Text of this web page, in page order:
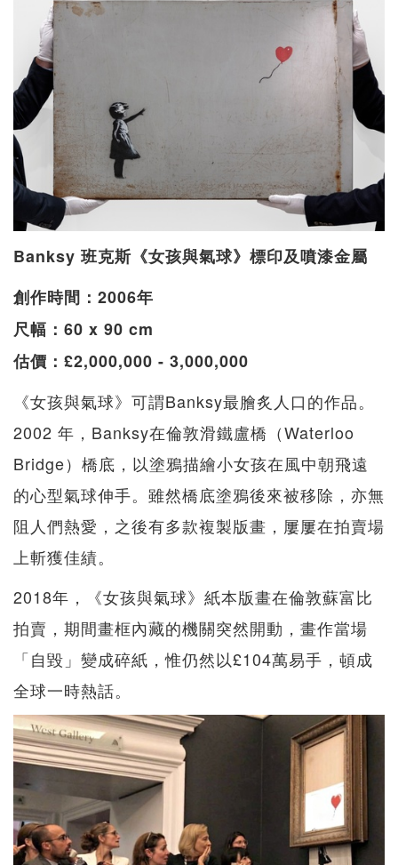
Banksy 班克斯《女孩與氣球》標印及噴漆金屬
創作時間：2006年
尺幅：60 x 90 cm
估價：£2,000,000 - 3,000,000
《女孩與氣球》可謂Banksy最膾炙人口的作品。
2002 年，Banksy在倫敦滑鐵盧橋（Waterloo
Bridge）橋底，以塗鴉描繪小女孩在風中朝飛遠
的心型氣球伸手。雖然橋底塗鴉後來被移除，亦無
阻人們熱愛，之後有多款複製版畫，屢屢在拍賣場
上斬獲佳績。
2018年，《女孩與氣球》紙本版畫在倫敦蘇富比
拍賣，期間畫框內藏的機關突然開動，畫作當場
「自毀」變成碎紙，惟仍然以£104萬易手，頓成
全球一時熱話。